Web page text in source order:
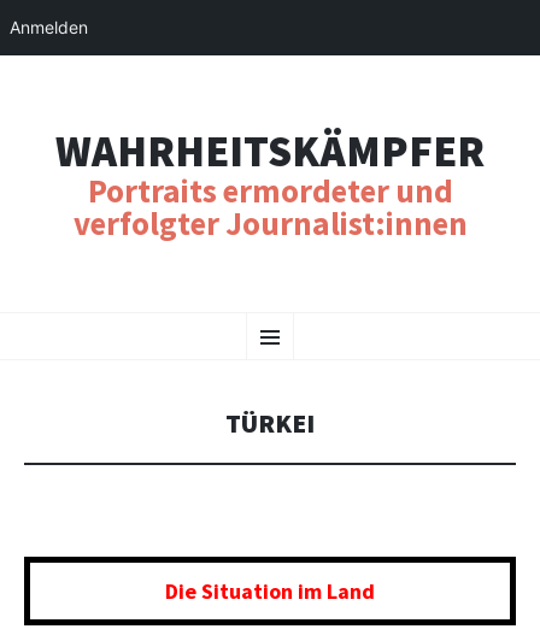
WAHRHEITSKÄMPFER
Portraits ermordeter und
verfolgter Journalist:innen
Menu
TO
TÜRKEI
Die Situation im Land
Anmelden